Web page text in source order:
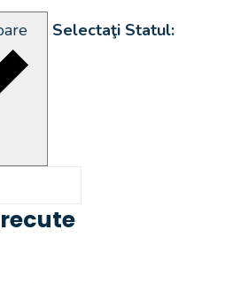
Selectaţi Statul: